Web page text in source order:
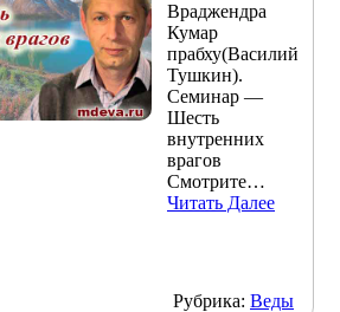
Враджендра
Кумар
прабху(Василий
Тушкин).
Семинар —
Шесть
внутренних
врагов
Смотрите…
Читать Далее
Рубрика: Веды